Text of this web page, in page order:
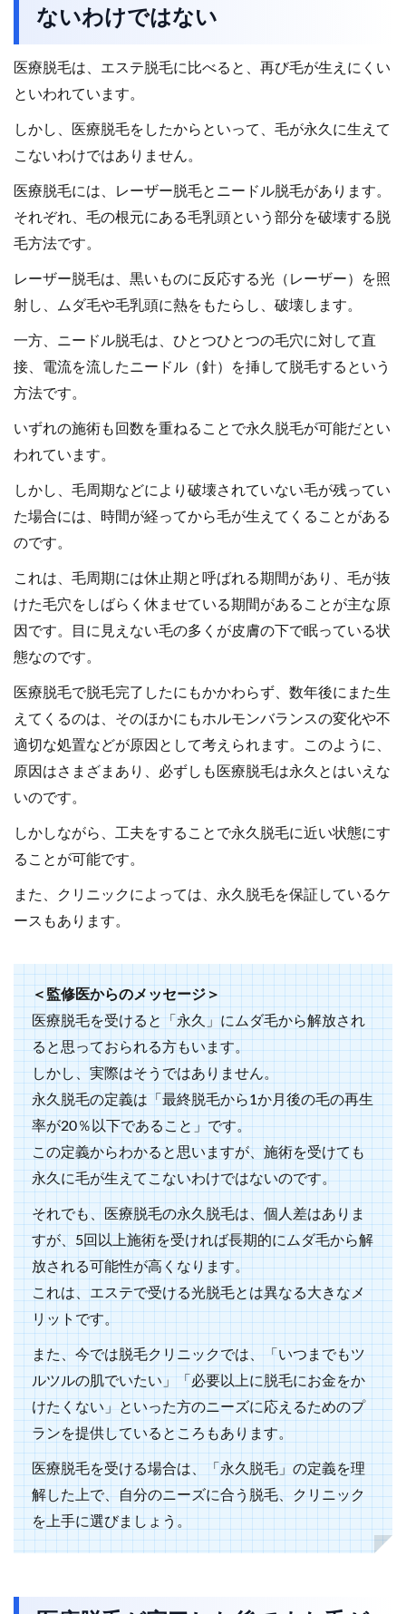
ないわけではない
医療脱毛は、エステ脱毛に比べると、再び毛が生えにくい
といわれています。
しかし、医療脱毛をしたからといって、毛が永久に生えて
こないわけではありません。
医療脱毛には、レーザー脱毛とニードル脱毛があります。
それぞれ、毛の根元にある毛乳頭という部分を破壊する脱
毛方法です。
レーザー脱毛は、黒いものに反応する光（レーザー）を照
射し、ムダ毛や毛乳頭に熱をもたらし、破壊します。
一方、ニードル脱毛は、ひとつひとつの毛穴に対して直
接、電流を流したニードル（針）を挿して脱毛するという
方法です。
いずれの施術も回数を重ねることで永久脱毛が可能だとい
われています。
しかし、毛周期などにより破壊されていない毛が残ってい
た場合には、時間が経ってから毛が生えてくることがある
のです。
これは、毛周期には休止期と呼ばれる期間があり、毛が抜
けた毛穴をしばらく休ませている期間があることが主な原
因です。目に見えない毛の多くが皮膚の下で眠っている状
態なのです。
医療脱毛で脱毛完了したにもかかわらず、数年後にまた生
えてくるのは、そのほかにもホルモンバランスの変化や不
適切な処置などが原因として考えられます。このように、
原因はさまざまあり、必ずしも医療脱毛は永久とはいえな
いのです。
しかしながら、工夫をすることで永久脱毛に近い状態にす
ることが可能です。
また、クリニックによっては、永久脱毛を保証しているケ
ースもあります。
＜監修医からのメッセージ＞
医療脱毛を受けると「永久」にムダ毛から解放され
ると思っておられる方もいます。
しかし、実際はそうではありません。
永久脱毛の定義は「最終脱毛から1か月後の毛の再生
率が20％以下であること」です。
この定義からわかると思いますが、施術を受けても
永久に毛が生えてこないわけではないのです。
それでも、医療脱毛の永久脱毛は、個人差はありま
すが、5回以上施術を受ければ長期的にムダ毛から解
放される可能性が高くなります。
これは、エステで受ける光脱毛とは異なる大きなメ
リットです。
また、今では脱毛クリニックでは、「いつまでもツ
ルツルの肌でいたい」「必要以上に脱毛にお金をか
けたくない」といった方のニーズに応えるためのプ
ランを提供しているところもあります。
医療脱毛を受ける場合は、「永久脱毛」の定義を理
解した上で、自分のニーズに合う脱毛、クリニック
を上手に選びましょう。